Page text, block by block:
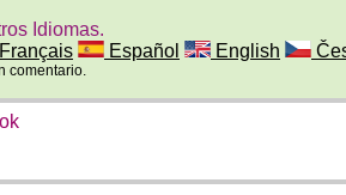
Idiomas.
Français Español English
comentario.